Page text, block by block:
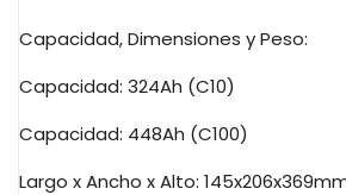
Capacidad, Dimensiones y Peso:
Capacidad: 324Ah (C10)
Capacidad: 448Ah (C100)
Largo x Ancho x Alto: